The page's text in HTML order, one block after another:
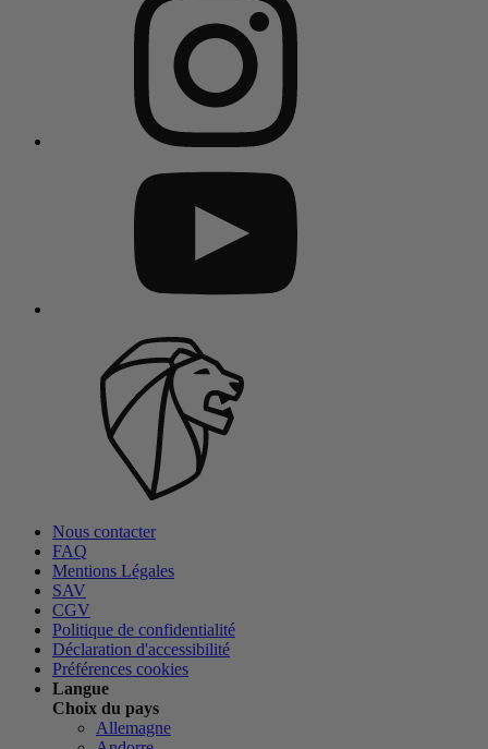
Nous contacter
FAQ
Mentions Légales
SAV
CGV
Politique de confidentialité
Déclaration d'accessibilité
Préférences cookies
Langue
Choix du pays
Allemagne